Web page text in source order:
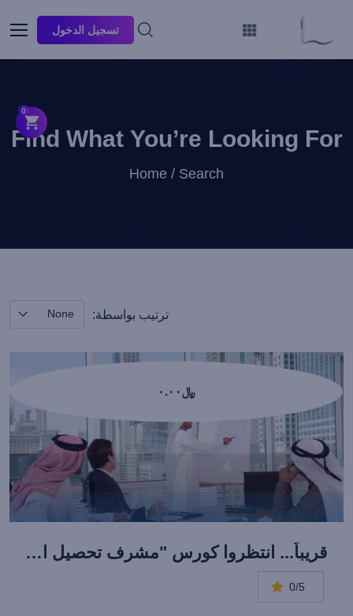
تسجيل الدخول
0
Find What You’re Looking For
Home / Search
ترتيب بواسطة: None
﷼٠.٠٠
قريباً... انتظروا كورس "مشرف تحصيل المديونيات المتميّز"
0/5